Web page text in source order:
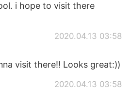
i hope to visit there
2020.04.13 03:58
visit there!! Looks great:))
2020.04.13 03:58